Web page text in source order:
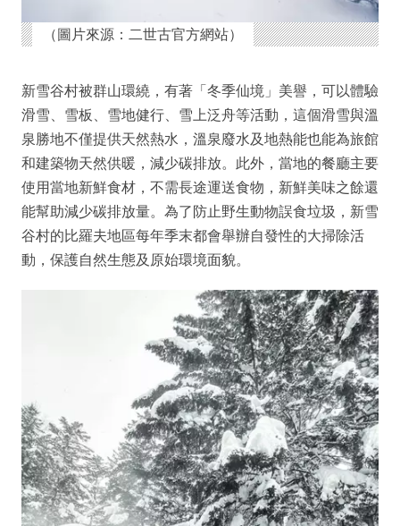
（圖片來源：二世古官方網站）
新雪谷村被群山環繞，有著「冬季仙境」美譽，可以體驗
滑雪、雪板、雪地健行、雪上泛舟等活動，這個滑雪與溫
泉勝地不僅提供天然熱水，溫泉廢水及地熱能也能為旅館
和建築物天然供暖，減少碳排放。此外，當地的餐廳主要
使用當地新鮮食材，不需長途運送食物，新鮮美味之餘還
能幫助減少碳排放量。為了防止野生動物誤食垃圾，新雪
谷村的比羅夫地區每年季末都會舉辦自發性的大掃除活
動，保護自然生態及原始環境面貌。